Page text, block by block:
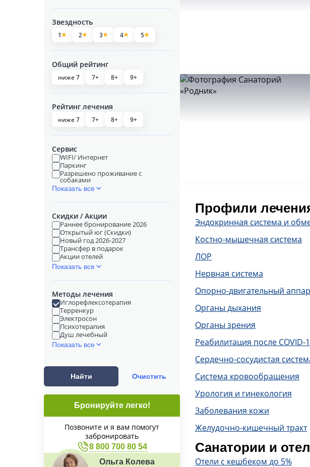
Звездность
1 2 3 4 5
Общий рейтинг
ниже 7 7+ 8+ 9+
Рейтинг лечения
ниже 7 7+ 8+ 9+
Сервис
WIFI/ Интернет
Паркинг
Разрешено проживание с
собаками
Показать все
Скидки / Акции
Раннее бронирование 2026
Открытый юг (Скидки)
Новый год 2026-2027
Трансфер в подарок
Акции отелей
Показать все
Методы лечения
Иглорефлексотерапия
Терренкур
Электросон
Психотерапия
Душ лечебный
Показать все
Найти Очистить
Бронируйте легко!
Позвоните и я вам помогут
забронировать
8 800 700 80 54
Ольга Колева
Профили
Эндокринная система и
Костно-мышечная система
ЛОР
Нервная система
Опорно-двигательный
Органы дыхания
Органы зрения
Реабилитация после COVID-
Сердечно-сосудистая
Система кровообращения
Урология и гинекология
Заболевания кожи
Желудочно-кишечный тракт
Санатории и
Отели с кешбеком до 5%